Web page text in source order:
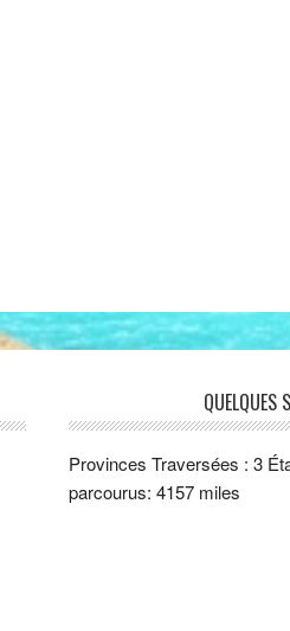
QUELQUES
Provinces Traversées : 3
parcourus: 4157 miles